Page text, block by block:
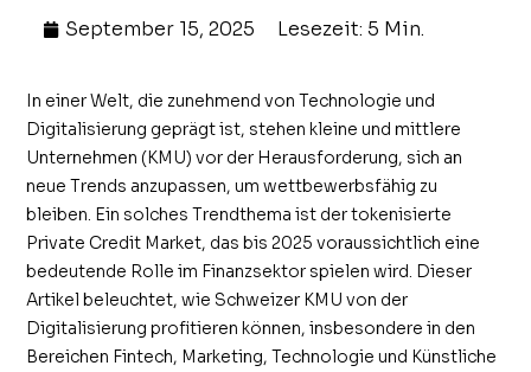
September 15, 2025 Lesezeit: 5 Min.
In einer Welt, die zunehmend von Technologie und
Digitalisierung geprägt ist, stehen kleine und mittlere
Unternehmen (KMU) vor der Herausforderung, sich an
neue Trends anzupassen, um wettbewerbsfähig zu
bleiben. Ein solches Trendthema ist der tokenisierte
Private Credit Market, das bis 2025 voraussichtlich eine
bedeutende Rolle im Finanzsektor spielen wird. Dieser
Artikel beleuchtet, wie Schweizer KMU von der
Digitalisierung profitieren können, insbesondere in den
Bereichen Fintech, Marketing, Technologie und Künstliche